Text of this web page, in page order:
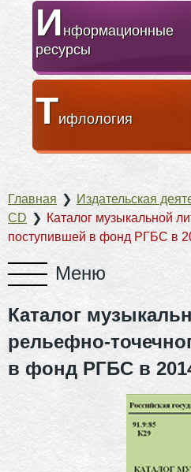
Информационные
ресурсы
Тифлология
Главная ❯ Издательская
CD ❯ Каталог музыкальной
поступившей в фонд РГБС в
Каталог
рельефно-
в фонд РГБС в